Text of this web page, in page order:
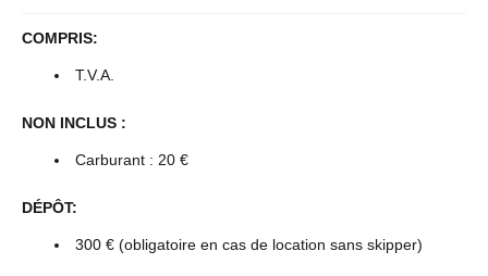
COMPRIS:
T.V.A.
NON INCLUS :
Carburant : 20 €
DÉPÔT:
300 € (obligatoire en cas de location sans skipper)